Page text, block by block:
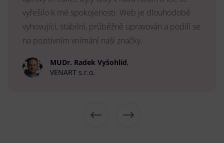
vyřešilo k mé spokojenosti. Web je dlouhodobě
vyhovující, stabilní, průběžně upravován a podílí se
na pozitivním vnímání naší značky.
MUDr. Radek Vyšohlíd,
VENART s.r.o.